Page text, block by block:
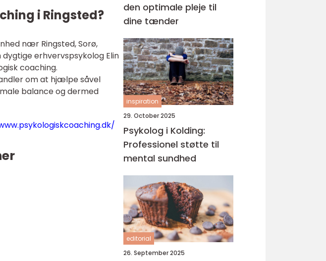
i Ringsted?
nær Ringsted, Sorø,
erhvervspsykolog Elin
coaching.
om at hjælpe såvel
balance og dermed
den optimale pleje til
dine tænder
inspiration
29. October 2025
Psykolog i Kolding:
Professionel støtte til
mental sundhed
editorial
26. September 2025